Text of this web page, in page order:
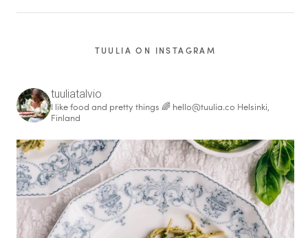
TUULIA ON INSTAGRAM
tuuliatalvio
I like food and pretty things 🌈 hello@tuulia.co Helsinki,
Finland